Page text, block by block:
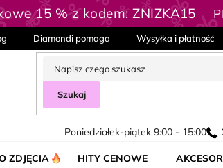
15 % z kodem: ZNIZKA15
Diamondi pomaga Wysyłka i płatność
Szukaj
Poniedziałek-piątek 9:00 - 15:00
ZDJĘCIA HITY CENOWE